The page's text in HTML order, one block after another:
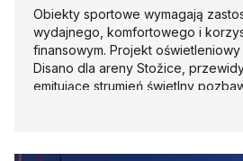
Obiekty sportowe wymagają
wydajnego, komfortowego i
finansowym. Projekt
Disano dla areny Stožice,
emitujące strumień świetlny